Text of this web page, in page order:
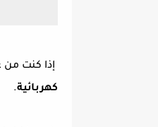
إذا كنت من
كهربائية.